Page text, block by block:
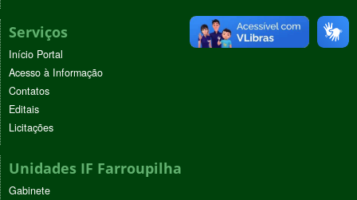
Serviços
Início Portal
Acesso à Informação
Contatos
Editais
Licitações
Unidades IF Farroupilha
Gabinete